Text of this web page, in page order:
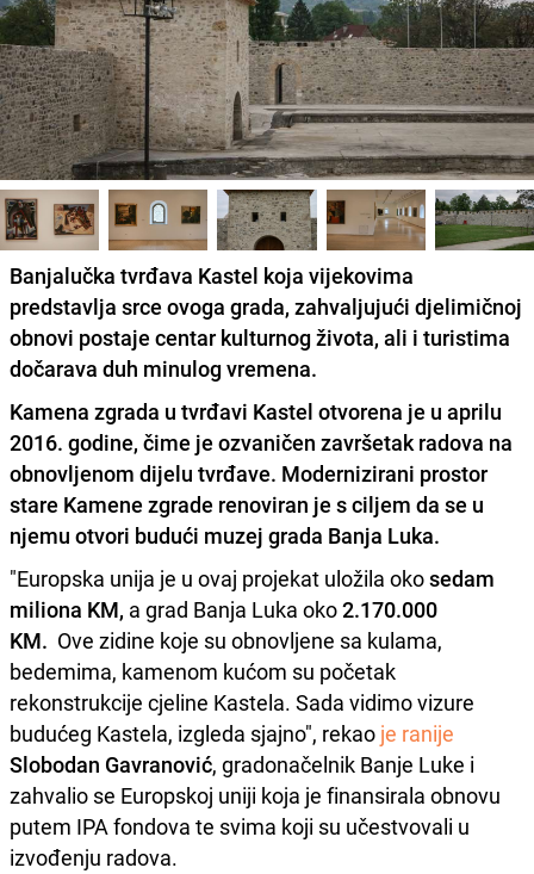
Banjalučka tvrđava Kastel koja vijekovima
predstavlja srce ovoga grada, zahvaljujući djelimičnoj
obnovi postaje centar kulturnog života, ali i turistima
dočarava duh minulog vremena.
Kamena zgrada u tvrđavi Kastel otvorena je u aprilu
2016. godine, čime je ozvaničen završetak radova na
obnovljenom dijelu tvrđave. Modernizirani prostor
stare Kamene zgrade renoviran je s ciljem da se u
njemu otvori budući muzej grada Banja Luka.
"Europska unija je u ovaj projekat uložila okosedam
miliona KM, a grad Banja Luka oko2.170.000
KM. Ove zidine koje su obnovljene sa kulama,
bedemima, kamenom kućom su početak
rekonstrukcije cjeline Kastela. Sada vidimo vizure
budućeg Kastela, izgleda sjajno", rekao je ranije
Slobodan Gavranović, gradonačelnik Banje Luke i
zahvalio se Europskoj uniji koja je finansirala obnovu
putem IPA fondova te svima koji su učestvovali u
izvođenju radova.